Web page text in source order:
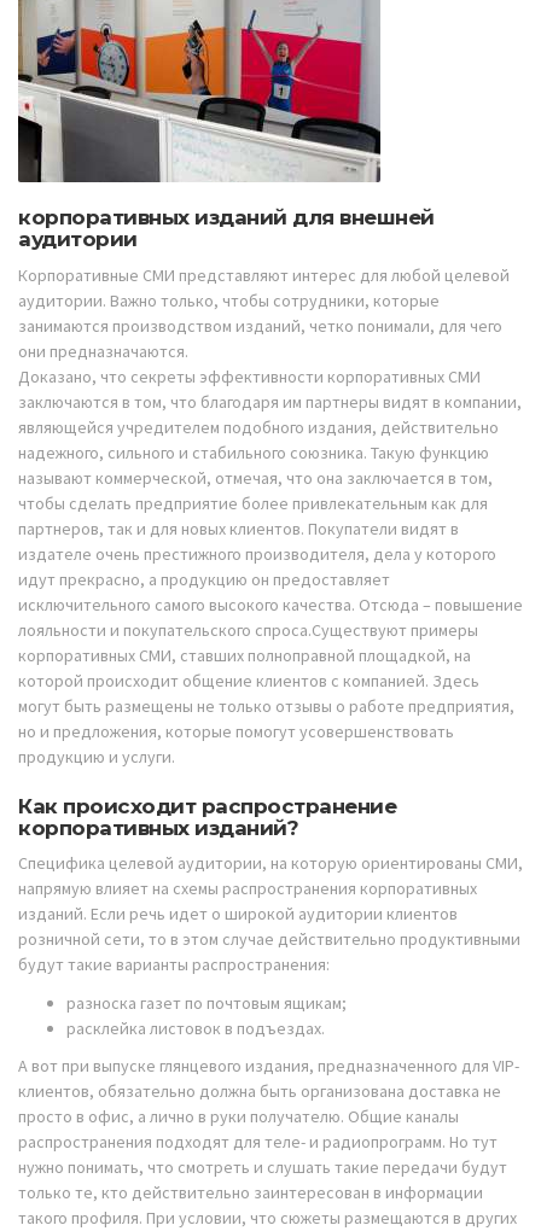
корпоративных изданий для внешней
аудитории
Корпоративные СМИ представляют интерес для любой целевой
аудитории. Важно только, чтобы сотрудники, которые
занимаются производством изданий, четко понимали, для чего
они предназначаются.
Доказано, что секреты эффективности корпоративных СМИ
заключаются в том, что благодаря им партнеры видят в компании,
являющейся учредителем подобного издания, действительно
надежного, сильного и стабильного союзника. Такую функцию
называют коммерческой, отмечая, что она заключается в том,
чтобы сделать предприятие более привлекательным как для
партнеров, так и для новых клиентов. Покупатели видят в
издателе очень престижного производителя, дела у которого
идут прекрасно, а продукцию он предоставляет
исключительного самого высокого качества. Отсюда – повышение
лояльности и покупательского спроса.Существуют примеры
корпоративных СМИ, ставших полноправной площадкой, на
которой происходит общение клиентов с компанией. Здесь
могут быть размещены не только отзывы о работе предприятия,
но и предложения, которые помогут усовершенствовать
продукцию и услуги.
Как происходит распространение
корпоративных изданий?
Специфика целевой аудитории, на которую ориентированы СМИ,
напрямую влияет на схемы распространения корпоративных
изданий. Если речь идет о широкой аудитории клиентов
розничной сети, то в этом случае действительно продуктивными
будут такие варианты распространения:
разноска газет по почтовым ящикам;
расклейка листовок в подъездах.
А вот при выпуске глянцевого издания, предназначенного для VIP-
клиентов, обязательно должна быть организована доставка не
просто в офис, а лично в руки получателю. Общие каналы
распространения подходят для теле- и радиопрограмм. Но тут
нужно понимать, что смотреть и слушать такие передачи будут
только те, кто действительно заинтересован в информации
такого профиля. При условии, что сюжеты размещаются в других